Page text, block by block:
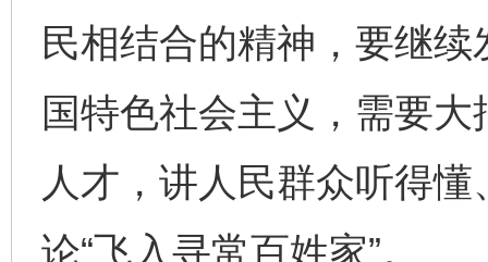
民相结合的精神，要继
国特色社会主义，需要
人才，讲人民群众听得
论“飞入寻常百姓家”。